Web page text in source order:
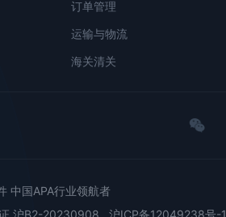
订单管理
运输与物流
海关清关
中国APA行业领航者
沪B2-20230908
沪ICP备12049238号-1